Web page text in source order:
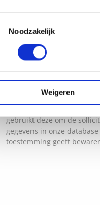
Noodzakelijk
Weigeren
Zie onderaan privacy policy
Ja, ik geef
gebruikt deze om de
gegevens in onze
toestemming geeft
People op elk moment